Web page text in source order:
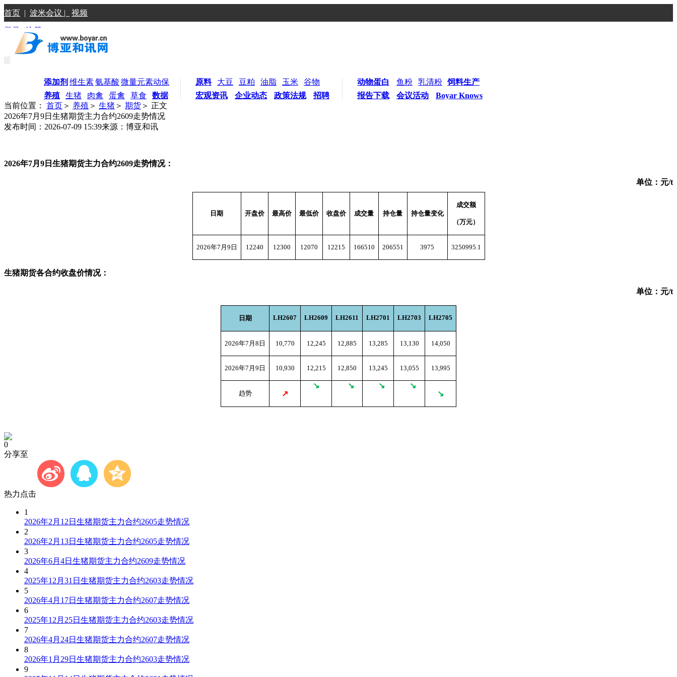
首页 | 波米会议 | 视频
登录 |注册
添加剂 维生素氨基酸 微量元素动保
养殖
生猪 肉禽 蛋禽 草食 数据
原料 大豆 豆粕 油脂 玉米
谷物
宏观资讯
企业动态 政策法规 招聘
动物蛋白 鱼粉 乳清粉 饲料生产
报告下载
会议活动
Boyar Knows
当前位置： 首页 ＞ 养殖 ＞ 生猪 ＞ 期货 ＞ 正文
2026年7月9日生猪期货主力合约2609走势情况
发布时间：2026-07-09 15:39来源：博亚和讯
2026年7月9日生猪期货主力合约2609走势情况：
单位：元/t
日期 开盘价 最高价 最低价 收盘价 成交量 持仓量 持仓量变化
成交额
（万元）
2026年7月9日 12240 12300 12070 12215 166510 206551 3975 3250995.1
生猪期货各合约收盘价情况：
单位：元/t
日期 LH2607 LH2609 LH2611 LH2701 LH2703 LH2705
2026年7月8日 10,770 12,245 12,885 13,285 13,130 14,050
2026年7月9日 10,930 12,215 12,850 13,245 13,055 13,995
趋势 ↗
↘ ↘ ↘
↘
↘
0
分享至
热力点击
1
2026年2月12日生猪期货主力合约2605走势情况
2
2026年2月13日生猪期货主力合约2605走势情况
3
2026年6月4日生猪期货主力合约2609走势情况
4
2025年12月31日生猪期货主力合约2603走势情况
5
2026年4月17日生猪期货主力合约2607走势情况
6
2025年12月25日生猪期货主力合约2603走势情况
7
2026年4月24日生猪期货主力合约2607走势情况
8
2026年1月29日生猪期货主力合约2603走势情况
9